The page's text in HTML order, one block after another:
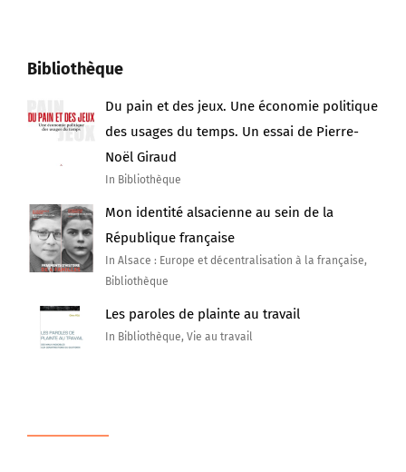
Bibliothèque
Du pain et des jeux. Une économie politique
des usages du temps. Un essai de Pierre-
Noël Giraud
In Bibliothèque
Mon identité alsacienne au sein de la
République française
In Alsace : Europe et décentralisation à la française,
Bibliothèque
Les paroles de plainte au travail
In Bibliothèque, Vie au travail